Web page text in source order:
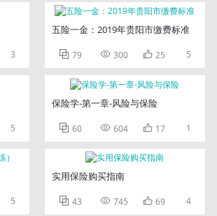
3
5
5
五险一金：2019年贵阳市缴费标准
 79  300  25 5
保险学-第一章-风险与保险
 60  604  17 1
实用保险购买指南
 43  745  69 4